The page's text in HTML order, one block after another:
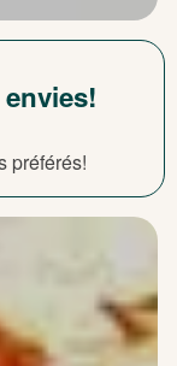
préférés!